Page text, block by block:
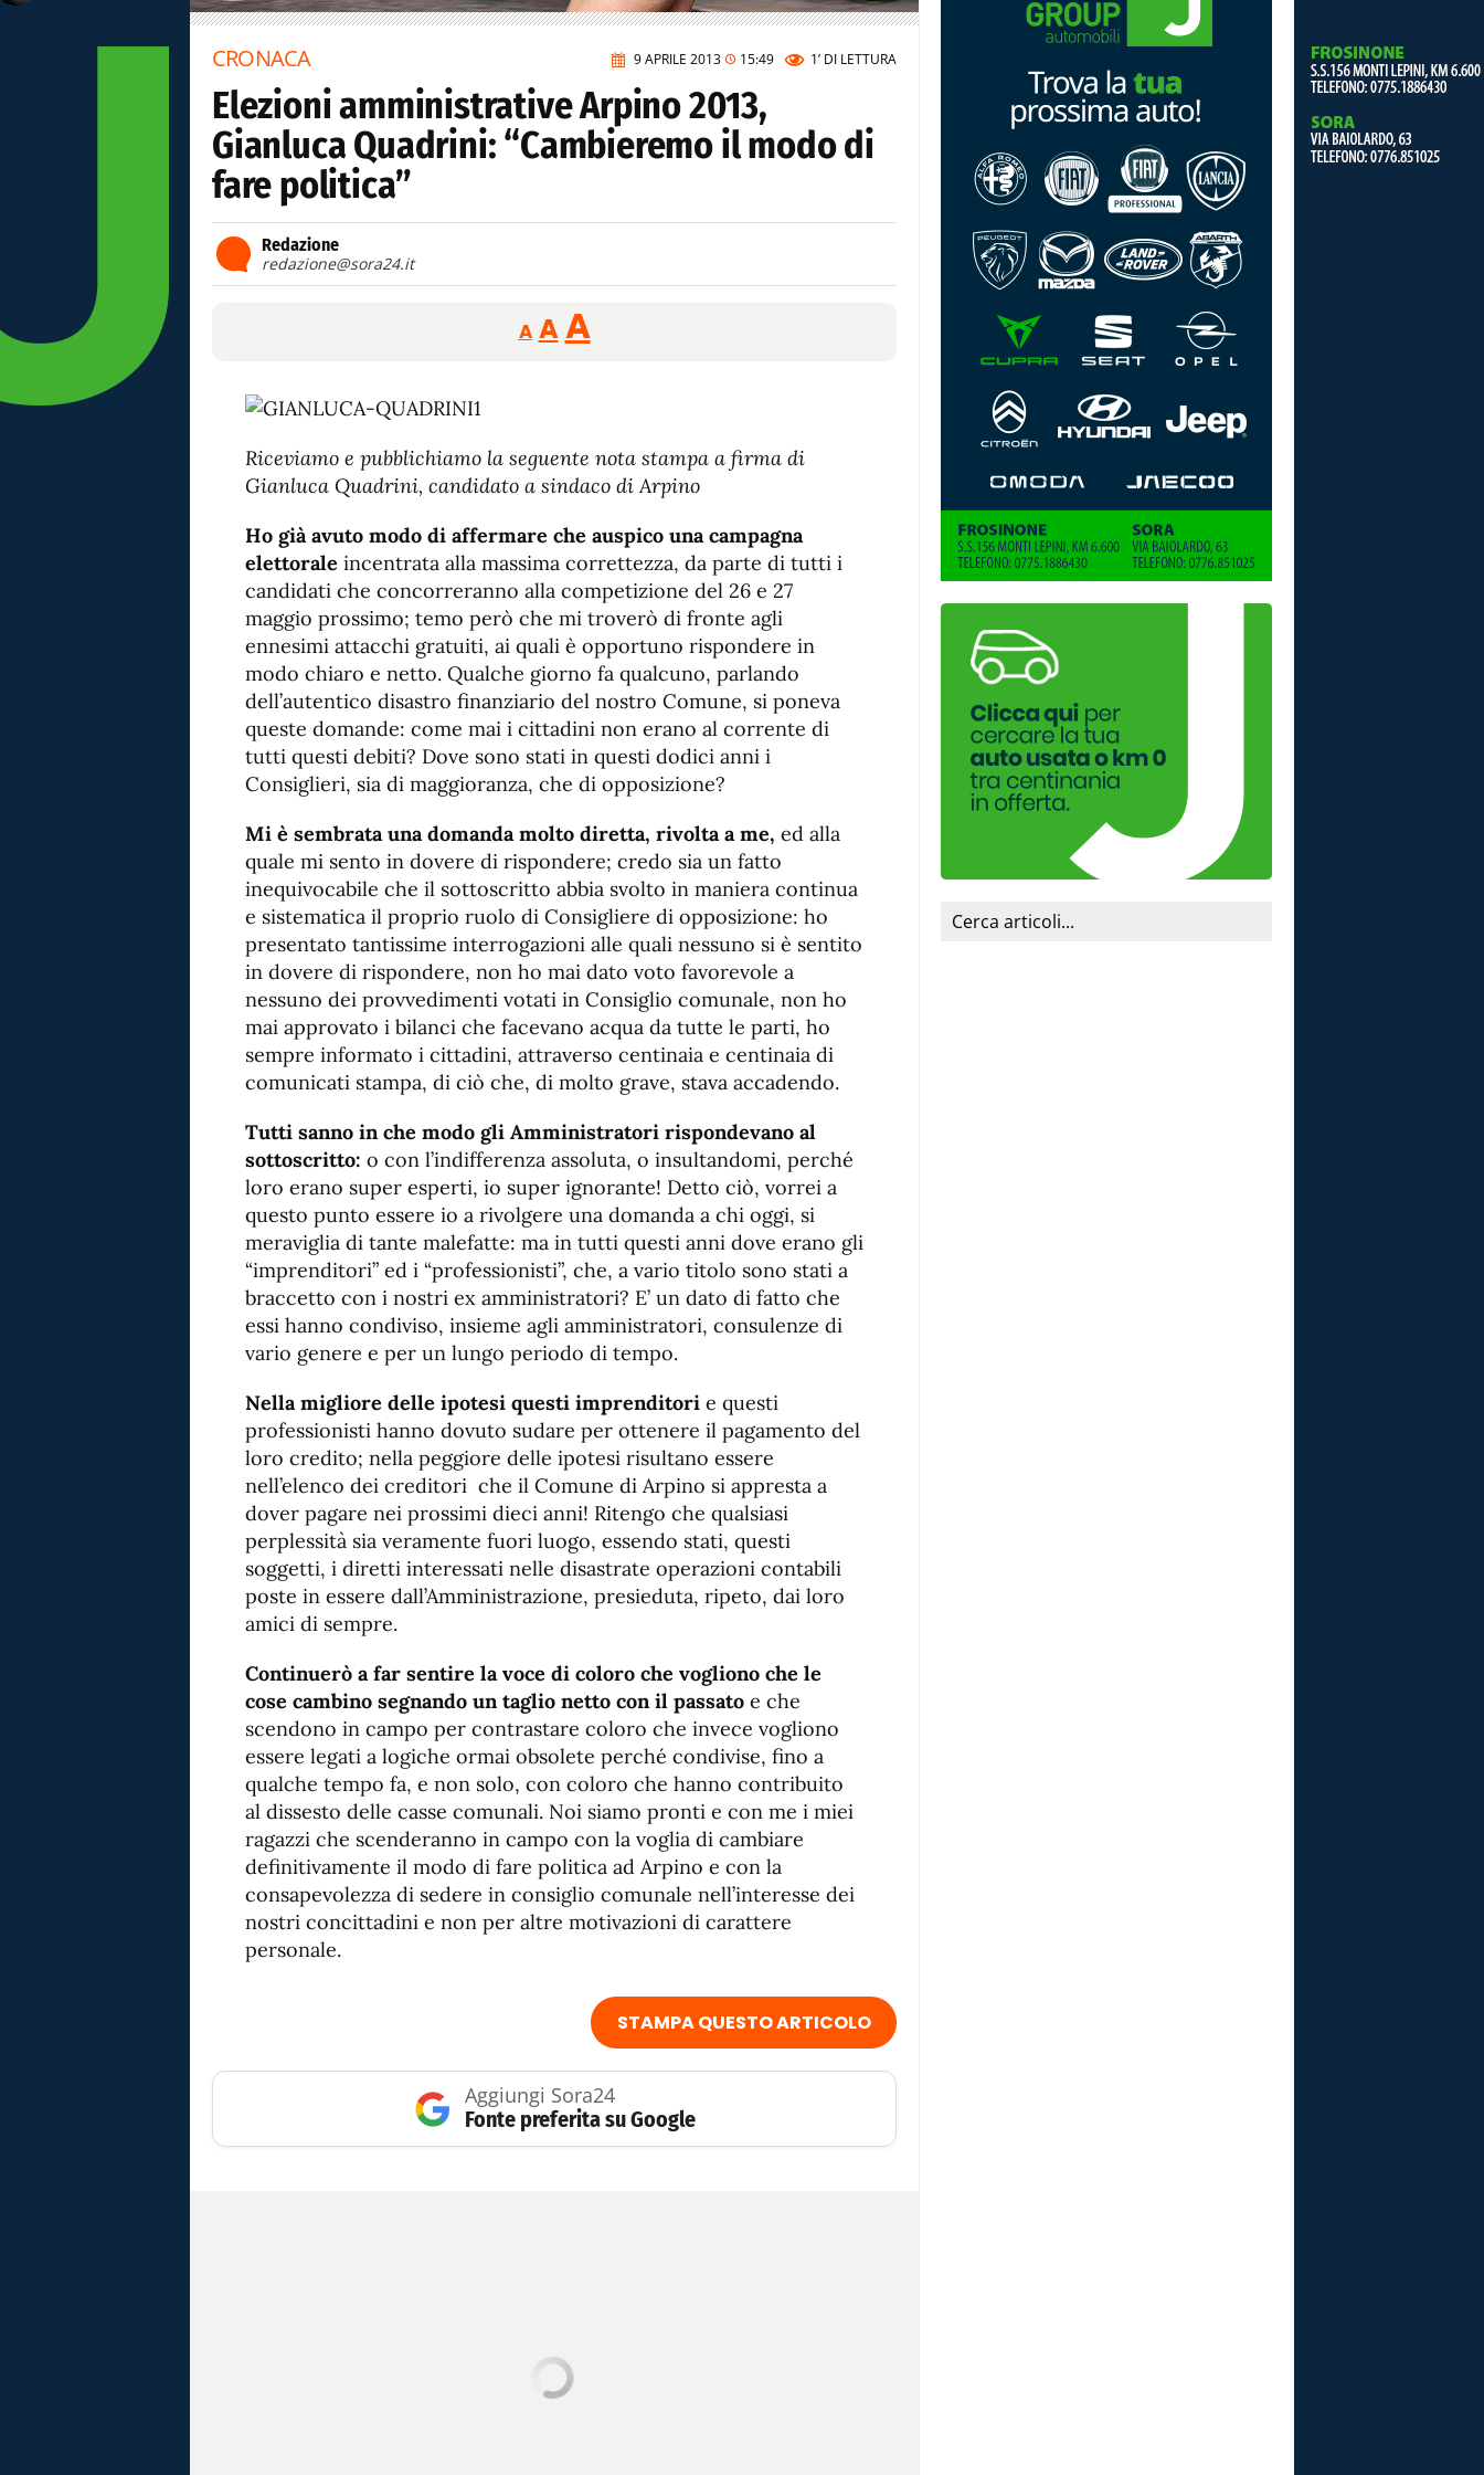
9 APRILE 2013 15:49 1’ DI LETTURA
CRONACA
Elezioni amministrative Arpino 2013,
Gianluca Quadrini: “Cambieremo il modo di
fare politica”
Redazione
redazione@sora24.it
A
Reducir
tamaño
A Restablecer
tamaño
AAumentar
fuente.
Riceviamo e pubblichiamo la seguente nota stampa a firma di
Gianluca Quadrini, candidato a sindaco di Arpino
Ho già avuto modo di affermare che auspico una campagna
elettorale incentrata alla massima correttezza, da parte di tutti i
candidati che concorreranno alla competizione del 26 e 27
maggio prossimo; temo però che mi troverò di fronte agli
ennesimi attacchi gratuiti, ai quali è opportuno rispondere in
modo chiaro e netto. Qualche giorno fa qualcuno, parlando
dell’autentico disastro finanziario del nostro Comune, si poneva
queste domande: come mai i cittadini non erano al corrente di
tutti questi debiti? Dove sono stati in questi dodici anni i
Consiglieri, sia di maggioranza, che di opposizione?
Mi è sembrata una domanda molto diretta, rivolta a me, ed alla
quale mi sento in dovere di rispondere; credo sia un fatto
inequivocabile che il sottoscritto abbia svolto in maniera continua
e sistematica il proprio ruolo di Consigliere di opposizione: ho
presentato tantissime interrogazioni alle quali nessuno si è sentito
in dovere di rispondere, non ho mai dato voto favorevole a
nessuno dei provvedimenti votati in Consiglio comunale, non ho
mai approvato i bilanci che facevano acqua da tutte le parti, ho
sempre informato i cittadini, attraverso centinaia e centinaia di
comunicati stampa, di ciò che, di molto grave, stava accadendo.
Tutti sanno in che modo gli Amministratori rispondevano al
sottoscritto: o con l’indifferenza assoluta, o insultandomi, perché
loro erano super esperti, io super ignorante! Detto ciò, vorrei a
questo punto essere io a rivolgere una domanda a chi oggi, si
meraviglia di tante malefatte: ma in tutti questi anni dove erano gli
“imprenditori” ed i “professionisti”, che, a vario titolo sono stati a
braccetto con i nostri ex amministratori? E’ un dato di fatto che
essi hanno condiviso, insieme agli amministratori, consulenze di
vario genere e per un lungo periodo di tempo.
Nella migliore delle ipotesi questi imprenditori e questi
professionisti hanno dovuto sudare per ottenere il pagamento del
loro credito; nella peggiore delle ipotesi risultano essere
nell’elenco dei creditori che il Comune di Arpino si appresta a
dover pagare nei prossimi dieci anni! Ritengo che qualsiasi
perplessità sia veramente fuori luogo, essendo stati, questi
soggetti, i diretti interessati nelle disastrate operazioni contabili
poste in essere dall’Amministrazione, presieduta, ripeto, dai loro
amici di sempre.
Continuerò a far sentire la voce di coloro che vogliono che le
cose cambino segnando un taglio netto con il passato e che
scendono in campo per contrastare coloro che invece vogliono
essere legati a logiche ormai obsolete perché condivise, fino a
qualche tempo fa, e non solo, con coloro che hanno contribuito
al dissesto delle casse comunali. Noi siamo pronti e con me i miei
ragazzi che scenderanno in campo con la voglia di cambiare
definitivamente il modo di fare politica ad Arpino e con la
consapevolezza di sedere in consiglio comunale nell’interesse dei
nostri concittadini e non per altre motivazioni di carattere
personale.
STAMPA QUESTO ARTICOLO
Aggiungi Sora24
Fonte preferita su Google